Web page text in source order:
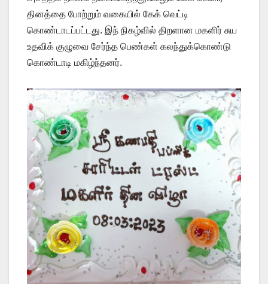
தினத்தை போற்றும் வகையில் கேக் வெட்டி
கொண்டாடப்பட்டது. இந் நிகழ்வில் திறளான மகளிர் சுய
உதவிக் குழுவை சேர்ந்த பெண்கள் கலந்துக்கொண்டு
கொண்டாடி மகிழ்ந்தனர்.